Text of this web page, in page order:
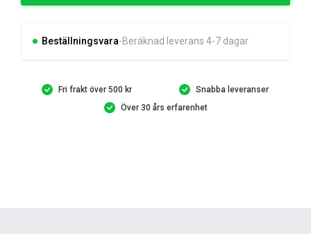
SPARE
mängdBeställningsvara Beräknad leverans 4-7 dagar
Fri frakt över 500 kr
Snabba leveranser
Över 30 års erfarenhet